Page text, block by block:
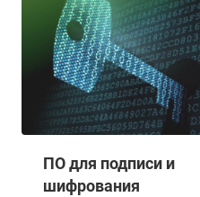
ПО для подписи и
шифрования